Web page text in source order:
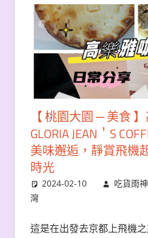
【 桃園大園 ─ 美食
GLORIA JEAN＇S
美味邂逅，靜賞飛機
時光
2024-02-10 吃貨雨神
灣
這是在出發去京都上飛機